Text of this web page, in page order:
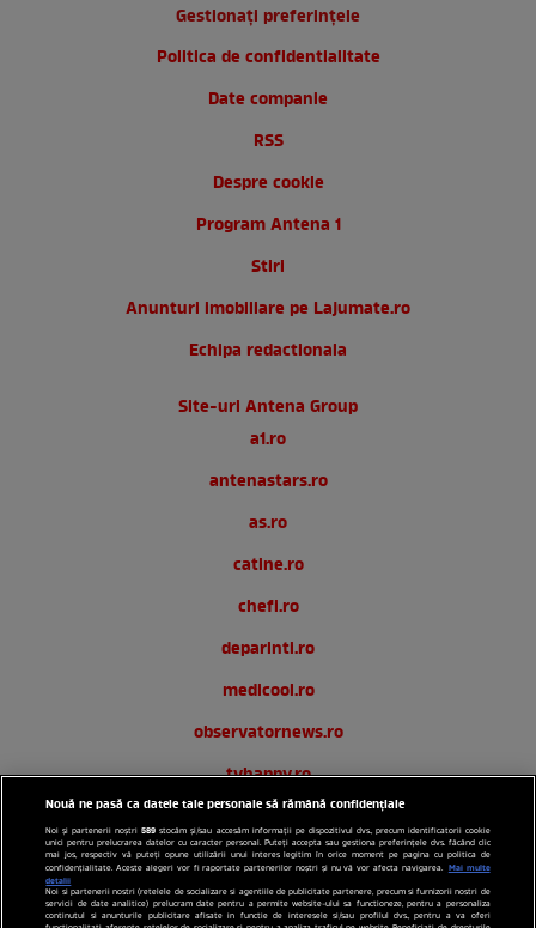
Gestionați preferințele
Politica de confidentialitate
Date companie
RSS
Despre cookie
Program Antena 1
Stiri
Anunturi imobiliare pe Lajumate.ro
Echipa redactionala
Site-uri Antena Group
a1.ro
antenastars.ro
as.ro
catine.ro
chefi.ro
deparinti.ro
medicool.ro
observatornews.ro
tvhappy.ro
useit.ro
zutv.ro
Trends AntenaPLAY
Nouă ne pasă ca datele tale personale să rămână confidențiale
Noi și partenerii noștri589 stocăm și/sau accesăm informații pe dispozitivul dvs., precum identificatorii cookie
unici pentru prelucrarea datelor cu caracter personal. Puteți accepta sau gestiona preferințele dvs. făcând clic
mai jos, respectiv vă puteți opune utilizării unui interes legitim în orice moment pe pagina cu politica de
confidențialitate. Aceste alegeri vor fi raportate partenerilor noștri și nu vă vor afecta navigarea. Mai multe
detalii
Noi si partenerii nostri (retelele de socializare si agentiile de publicitate partenere, precum si furnizorii nostri de
servicii de date analitice) prelucram date pentru a permite website-ului sa functioneze, pentru a personaliza
continutul si anunturile publicitare afisate in functie de interesele si/sau profilul dvs., pentru a va oferi